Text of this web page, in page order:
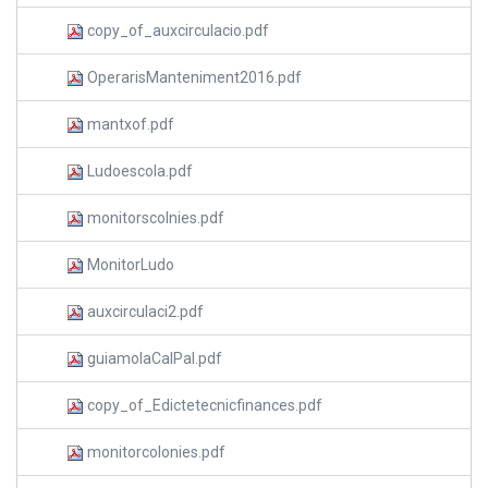
copy_of_auxcirculacio.pdf
OperarisManteniment2016.pdf
mantxof.pdf
Ludoescola.pdf
monitorscolnies.pdf
MonitorLudo
auxcirculaci2.pdf
guiamolaCalPal.pdf
copy_of_Edictetecnicfinances.pdf
monitorcolonies.pdf